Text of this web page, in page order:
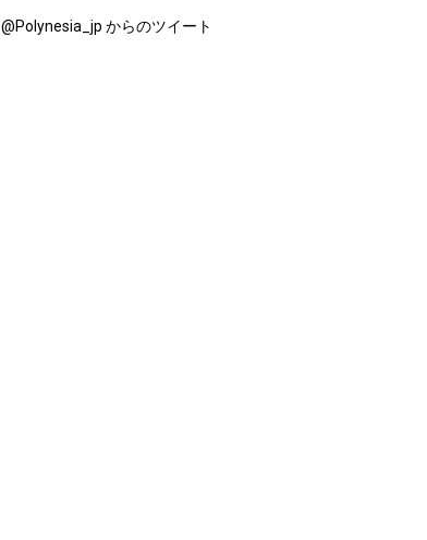
@Polynesia_jp からのツイート